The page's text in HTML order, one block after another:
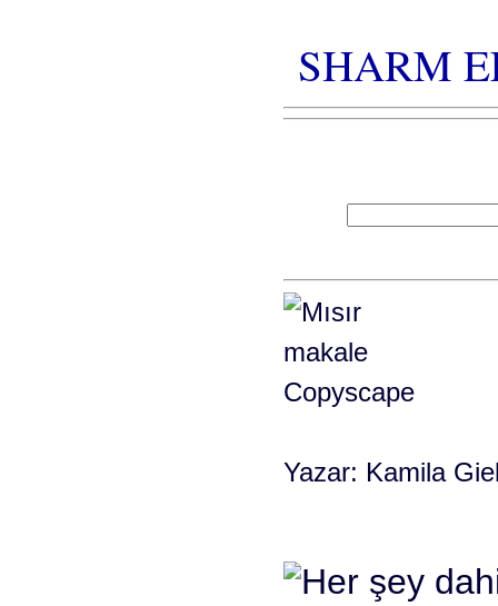
SHARM
Yazar: Kamila